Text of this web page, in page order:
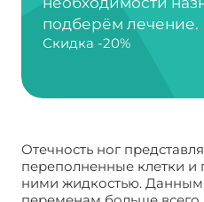
подберём лечение.
Скидка -20%
Отечность ног
переполненные клетки и
ними жидкостью. Данным